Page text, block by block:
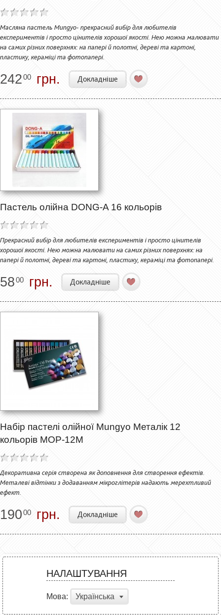
Масляна пастель Mungyo- прекрасний вибір для любителів
експериментів і просто цінителів хорошої якості. Нею можна малювати
на самих різних поверхнях: на папері й полотні, дереві та картоні,
пластику, кераміці та фотопапері.
24200 грн. Докладніше
Пастель олійна DONG-A 16 кольорів
Прекрасний вибір для любителів експериментів і просто цінителів
хорошої якості. Нею можна малювати на самих різних поверхнях: на
папері й полотні, дереві та картоні, пластику, кераміці та фотопапері.
5800 грн. Докладніше
Набір пастелі олійної Mungyo Металік 12
кольорів МОР-12M
Декоративна серія створена як доповнення для створення ефектів.
Металеві відтінки з додаванням мікроглітерів надають мерехтливий
ефект.
19000 грн. Докладніше
НАЛАШТУВАННЯ
Мова: Українська